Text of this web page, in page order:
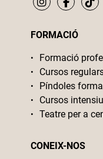
FORMACIÓ
Formació
Cursos
Píndoles
Cursos
Teatre per a
CONEIX-NOS